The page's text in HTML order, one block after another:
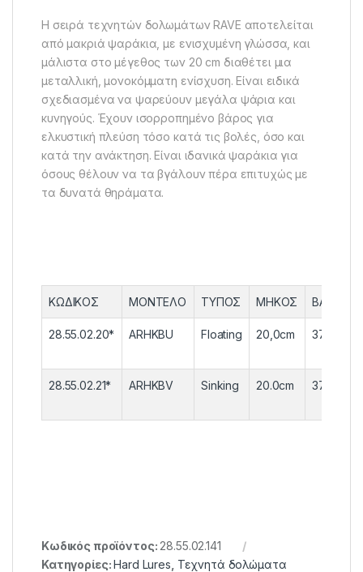
Η σειρά τεχνητών δολωμάτων RAVE αποτελείται
από μακριά ψαράκια, με ενισχυμένη γλώσσα, και
μάλιστα στο μέγεθος των 20 cm διαθέτει μια
μεταλλική, μονοκόμματη ενίσχυση. Είναι ειδικά
σχεδιασμένα να ψαρεύουν μεγάλα ψάρια και
κυνηγούς. Έχουν ισορροπημένο βάρος για
ελκυστική πλεύση τόσο κατά τις βολές, όσο και
κατά την ανάκτηση. Είναι ιδανικά ψαράκια για
όσους θέλουν να τα βγάλουν πέρα επιτυχώς με
τα δυνατά θηράματα.
ΚΩΔΙΚΟΣ ΜΟΝΤΕΛΟ ΤΥΠΟΣ ΜΗΚΟΣ ΒΑΡΟΣ
28.55.02.20* ARHKBU Floating 20,0cm 37,0gr
28.55.02.21* ARHKBV Sinking 20.0cm 37.0gr
Κωδικός προϊόντος: 28.55.02.141
Κατηγορίες:Hard Lures Τεχνητά δολώματα